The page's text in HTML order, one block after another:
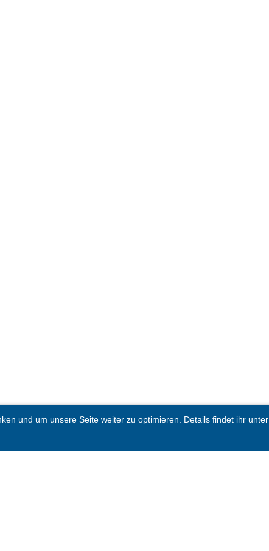
und um unsere Seite weiter zu optimieren. Details findet ihr unter